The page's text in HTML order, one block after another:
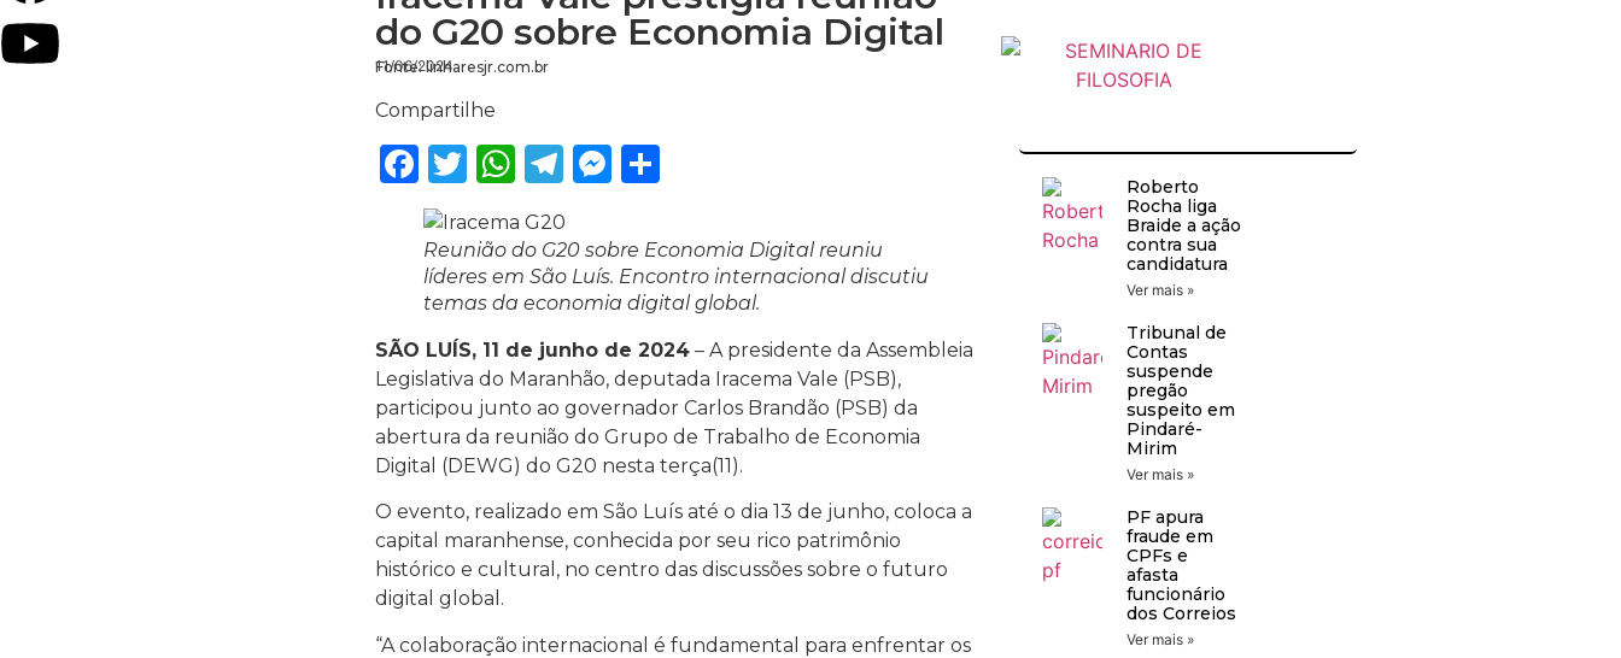
do G20 sobre Economia Digital
Fonte: linharesjr.com.br
11/06/2024
Compartilhe
Facebook
Twitter
WhatsApp
Telegram
Messenger
Reunião do G20 sobre Economia Digital reuniu
líderes em São Luís. Encontro internacional discutiu
temas da economia digital global.
SÃO LUÍS, 11 de junho de 2024 – A presidente da Assembleia
Legislativa do Maranhão, deputada Iracema Vale (PSB),
participou junto ao governador Carlos Brandão (PSB) da
abertura da reunião do Grupo de Trabalho de Economia
Digital (DEWG) do G20 nesta terça(11).
O evento, realizado em São Luís até o dia 13 de junho, coloca a
capital maranhense, conhecida por seu rico patrimônio
histórico e cultural, no centro das discussões sobre o futuro
digital global.
“A colaboração internacional é fundamental para enfrentar os
Roberto
Rocha liga
Braide a ação
contra sua
candidatura
Ver mais »
Tribunal de
Contas
suspende
pregão
suspeito em
Pindaré-
Mirim
Ver mais »
PF apura
fraude em
CPFs e
afasta
funcionário
dos Correios
Ver mais »